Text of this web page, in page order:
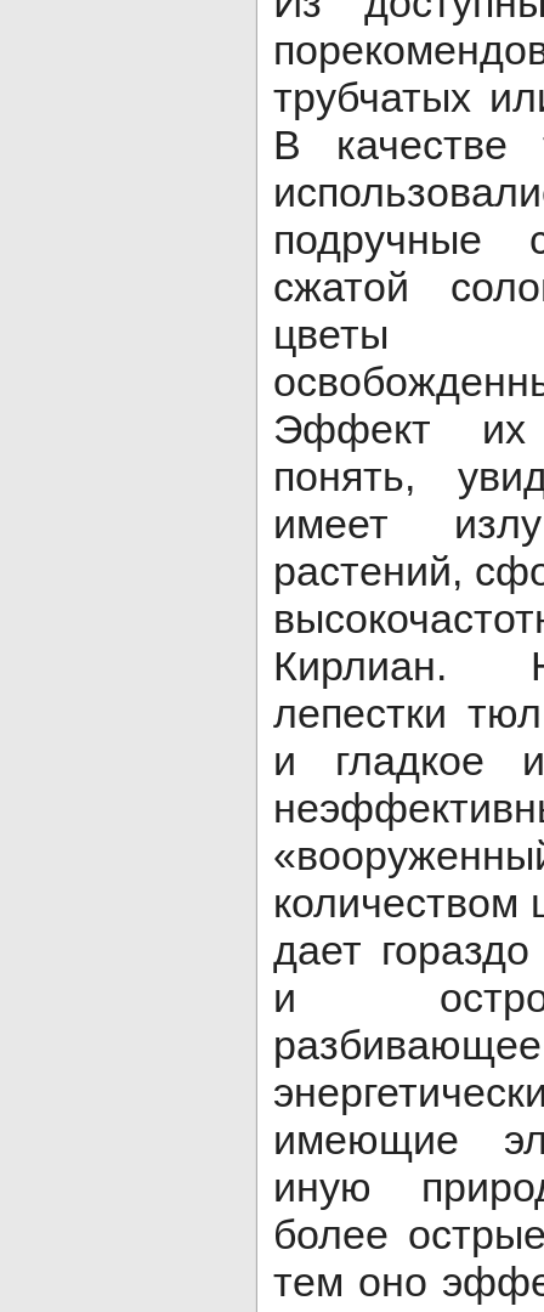
трубчатых
В качестве
подручные
сжатой
цветы
Эффект их
понять,
имеет
растений,
Кирлиан.
лепестки
и гладкое
количеством
дает
и
имеющие
иную
более
тем оно